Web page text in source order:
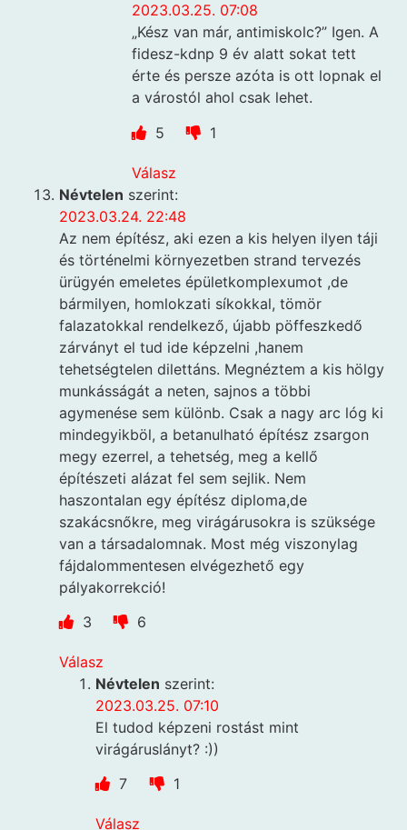
2023.03.25. 07:08
„Kész van már, antimiskolc?” Igen. A
fidesz-kdnp 9 év alatt sokat tett
érte és persze azóta is ott lopnak el
a várostól ahol csak lehet.
5
1
Válasz
Névtelen szerint:
2023.03.24. 22:48
Az nem építész, aki ezen a kis helyen ilyen táji
és történelmi környezetben strand tervezés
ürügyén emeletes épületkomplexumot ,de
bármilyen, homlokzati síkokkal, tömör
falazatokkal rendelkező, újabb pöffeszkedő
zárványt el tud ide képzelni ,hanem
tehetségtelen dilettáns. Megnéztem a kis hölgy
munkásságát a neten, sajnos a többi
agymenése sem különb. Csak a nagy arc lóg ki
mindegyikböl, a betanulható építész zsargon
megy ezerrel, a tehetség, meg a kellő
építészeti alázat fel sem sejlik. Nem
haszontalan egy építész diploma,de
szakácsnőkre, meg virágárusokra is szüksége
van a társadalomnak. Most még viszonylag
fájdalommentesen elvégezhető egy
pályakorrekció!
3
6
Válasz
Névtelen szerint:
2023.03.25. 07:10
El tudod képzeni rostást mint
virágáruslányt? :))
7
1
Válasz